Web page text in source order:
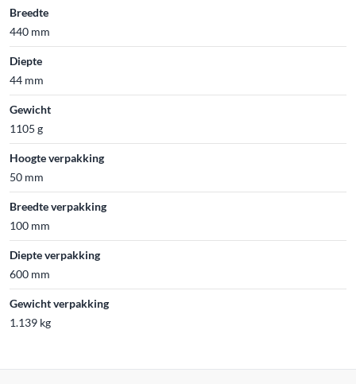
Breedte
440 mm
Diepte
44 mm
Gewicht
1105 g
Hoogte verpakking
50 mm
Breedte verpakking
100 mm
Diepte verpakking
600 mm
Gewicht verpakking
1.139 kg